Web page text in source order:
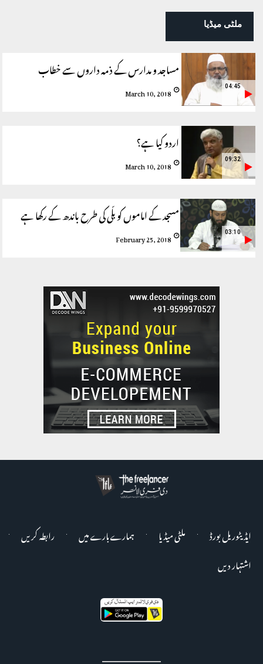
ملٹی میڈیا
مساجد و مدارس کے ذمہ داروں سے خطاب
March 10, 2018 04:45
اردو کیا ہے؟
March 10, 2018 09:32
مسجد کے اماموں کو بلّی کی طرح باندھ کے رکھا ہے
February 25, 2018 03:10
ایڈیٹوریل بورڈ ملٹی میڈیا ہمارے بارے میں
رابطہ کریں
اشتہار دیں